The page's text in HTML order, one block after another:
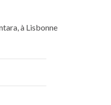
à Lisbonne